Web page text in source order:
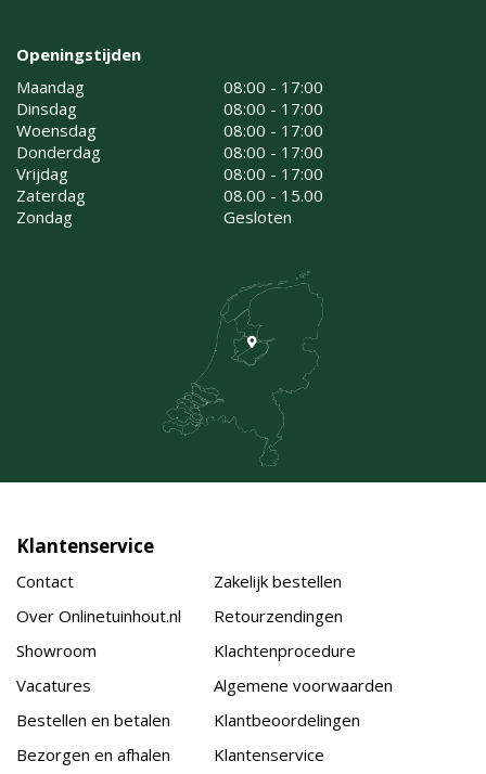
Openingstijden
Maandag
08:00 - 17:00
Dinsdag
08:00 - 17:00
Woensdag
08:00 - 17:00
Donderdag
08:00 - 17:00
Vrijdag
08:00 - 17:00
Zaterdag
08.00 - 15.00
Zondag
Gesloten
Klantenservice
Contact
Over Onlinetuinhout.nl
Showroom
Vacatures
Bestellen en betalen
Bezorgen en afhalen
Zakelijk bestellen
Retourzendingen
Klachtenprocedure
Algemene voorwaarden
Klantbeoordelingen
Klantenservice